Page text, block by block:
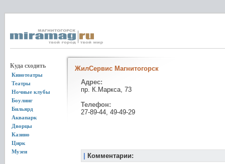
Куда сходить
Кинотеатры
Театры
Ночные клубы
Боулинг
Бильярд
Аквапарк
Дворцы
Казино
Цирк
Музеи
ЖилСервис Магнитогорск
Адрес:
пр. К.Маркса, 73
Телефон:
27-89-44, 49-49-29
Комментарии: